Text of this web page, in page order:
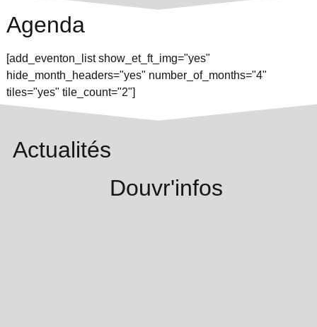
Agenda
[add_eventon_list show_et_ft_img="yes"
hide_month_headers="yes" number_of_months="4"
tiles="yes" tile_count="2"]
Actualités
Douvr'infos